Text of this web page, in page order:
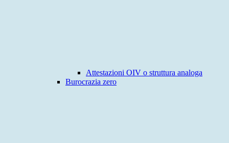
Attestazioni OIV o struttura analoga
Burocrazia zero